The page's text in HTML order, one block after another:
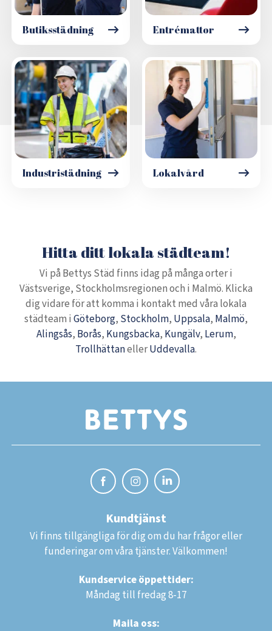
Butiksstädning Entrémattor
Industristädning Lokalvård
Hitta ditt lokala städteam!
Vi på Bettys Städ finns idag på många orter i
Västsverige, Stockholmsregionen och i Malmö. Klicka
dig vidare för att komma i kontakt med våra lokala
städteam i Göteborg, Stockholm, Uppsala, Malmö,
Alingsås, Borås, Kungsbacka, Kungälv, Lerum,
TrollhättanellerUddevalla.
Kundtjänst
Vi finns tillgängliga för dig om du har frågor eller
funderingar om våra tjänster. Välkommen!
Kundservice öppettider:
Måndag till fredag 8-17
Maila oss: